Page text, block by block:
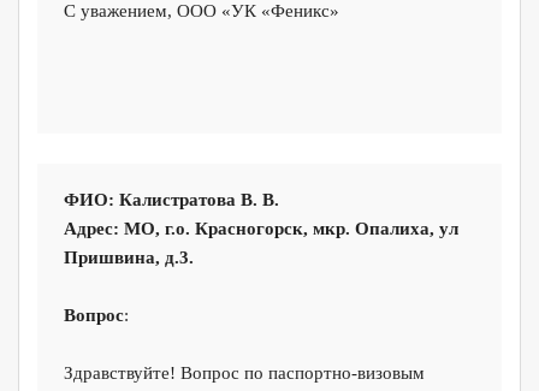
С уважением, ООО «УК «Феникс»
ФИО: Калистратова В. В.
Адрес: МО, г.о. Красногорск, мкр. Опалиха, ул
Пришвина, д.3.
Вопрос:
Здравствуйте! Вопрос по паспортно-визовым